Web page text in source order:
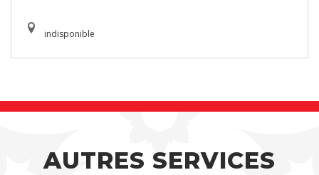
indisponible
AUTRES SERVICES